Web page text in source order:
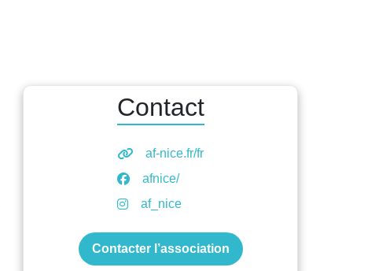
Contact
af-nice.fr/fr
afnice/
af_nice
Contacter l’association